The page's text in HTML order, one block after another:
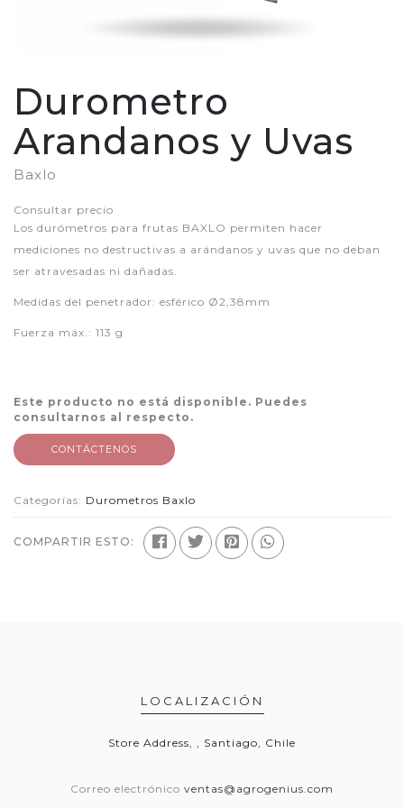
Durometro
Arandanos y Uvas
Baxlo
Consultar precio
Los durómetros para frutas BAXLO permiten hacer
mediciones no destructivas a arándanos y uvas que no deban
ser atravesadas ni dañadas.
Medidas del penetrador: esférico Ø2,38mm
Fuerza máx.: 113 g
Este producto no está disponible. Puedes
consultarnos al respecto.
CONTÁCTENOS
Categorías: Durometros Baxlo
COMPARTIR ESTO:
LOCALIZACIÓN
Store Address, , Santiago, Chile
Correo electrónico ventas@agrogenius.com